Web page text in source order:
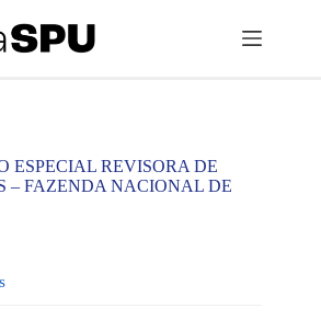
ESPECIAL REVISORA DE
– FAZENDA NACIONAL DE